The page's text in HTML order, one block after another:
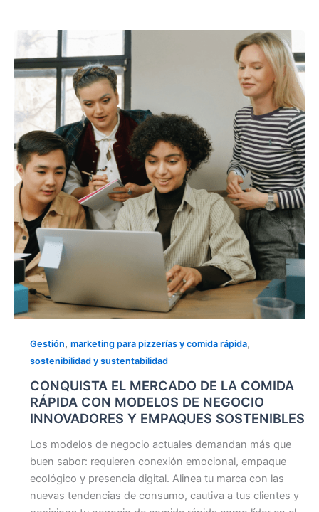
Gestión, marketing para pizzerías y comida rápida,
sostenibilidad y sustentabilidad
CONQUISTA EL MERCADO DE LA COMIDA
RÁPIDA CON MODELOS DE NEGOCIO
INNOVADORES Y EMPAQUES SOSTENIBLES
Los modelos de negocio actuales demandan más que
buen sabor: requieren conexión emocional, empaque
ecológico y presencia digital. Alinea tu marca con las
nuevas tendencias de consumo, cautiva a tus clientes y
CONQUISTA
EL
MERCADO
DE
LA
COMIDA
RÁPIDA
CON
MODELOS
DE
NEGOCIO
INNOVADORES
Y
EMPAQUES
SOSTENIBLES